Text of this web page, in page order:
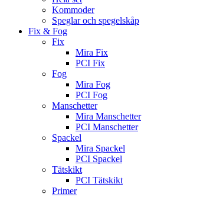
Kommoder
Speglar och spegelskåp
Fix & Fog
Fix
Mira Fix
PCI Fix
Fog
Mira Fog
PCI Fog
Manschetter
Mira Manschetter
PCI Manschetter
Spackel
Mira Spackel
PCI Spackel
Tätskikt
PCI Tätskikt
Primer